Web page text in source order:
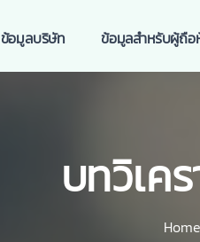
ข้อมูลบริษัท ข้อมูลสำหรับผู้ถือ
บทวิเค
Home